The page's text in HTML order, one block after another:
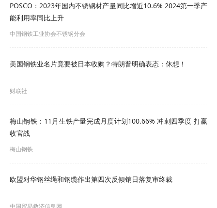
3.6依法必须进行招标的项目，失信被执行人投标无
效。
00分至2026年07月01日08时00分(北京时间，下
http://bid.ansteel.cn下载电子招标文件。
点击查看招标详情：
POSCO：2023年国内不锈钢材产量同比增近10.6% 2024第一季产
能利用率同比上升
中国钢铁工业协会不锈钢分会
美国钢铁业名片竟要被日本收购？特朗普明确表态：休想！
财联社
梅山钢铁：11月生铁产量完成月度计划100.66% 冲刺四季度 打赢
收官战
梅山钢铁
欧盟对华钢丝绳和钢缆作出第四次反倾销日落复审终裁
中国贸易救济信息网